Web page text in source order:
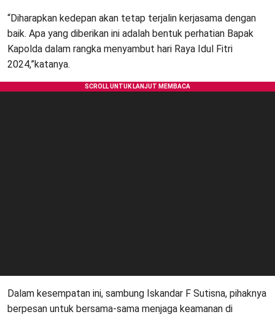
“Diharapkan kedepan akan tetap terjalin kerjasama dengan
baik. Apa yang diberikan ini adalah bentuk perhatian Bapak
Kapolda dalam rangka menyambut hari Raya Idul Fitri
2024,”katanya.
Dalam kesempatan ini, sambung Iskandar F Sutisna, pihaknya
berpesan untuk bersama-sama menjaga keamanan di